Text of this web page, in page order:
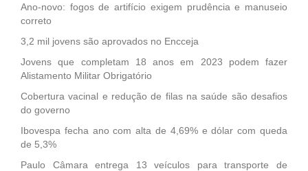
Ano-novo: fogos de artifício exigem prudência e manuseio
correto
3,2 mil jovens são aprovados no Encceja
Jovens que completam 18 anos em 2023 podem fazer
Alistamento Militar Obrigatório
Cobertura vacinal e redução de filas na saúde são desafios
do governo
Ibovespa fecha ano com alta de 4,69% e dólar com queda
de 5,3%
Paulo Câmara entrega 13 veículos para transporte de